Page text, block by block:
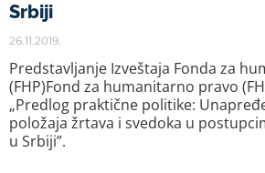
Srbiji
26.11.2019.
Predstavljanje Izveštaja Fonda za
(FHP)Fond za humanitarno pravo
„Predlog praktične politike:
položaja žrtava i svedoka u
u Srbiji”.